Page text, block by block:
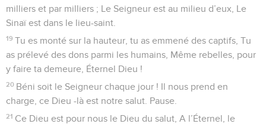
milliers et par milliers ; Le Seigneur est au milieu d’eux, Le
Sinaï est dans le lieu-saint.
19 Tu es monté sur la hauteur, tu as emmené des captifs, Tu
as prélevé des dons parmi les humains, Même rebelles, pour
y faire ta demeure, Éternel Dieu !
20 Béni soit le Seigneur chaque jour ! Il nous prend en
charge, ce Dieu -là est notre salut. Pause.
21 Ce Dieu est pour nous le Dieu du salut, A l’Éternel, le